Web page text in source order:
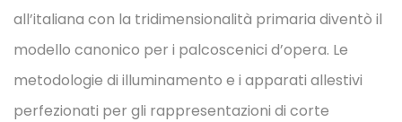
all’italiana con la tridimensionalità primaria diventò il
modello canonico per i palcoscenici d’opera. Le
metodologie di illuminamento e i apparati allestivi
perfezionati per gli rappresentazioni di corte